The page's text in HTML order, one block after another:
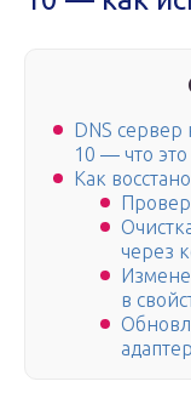
DNS сервер
10 — что
Как
через
в